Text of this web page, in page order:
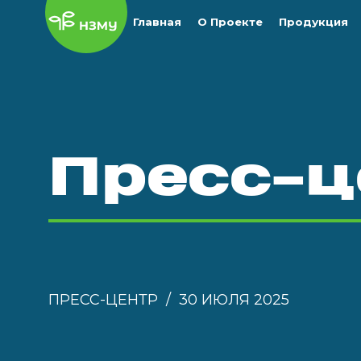
Главная О Проекте Продукция
Пресс-
ПРЕСС-ЦЕНТР 30 ИЮЛЯ 2025